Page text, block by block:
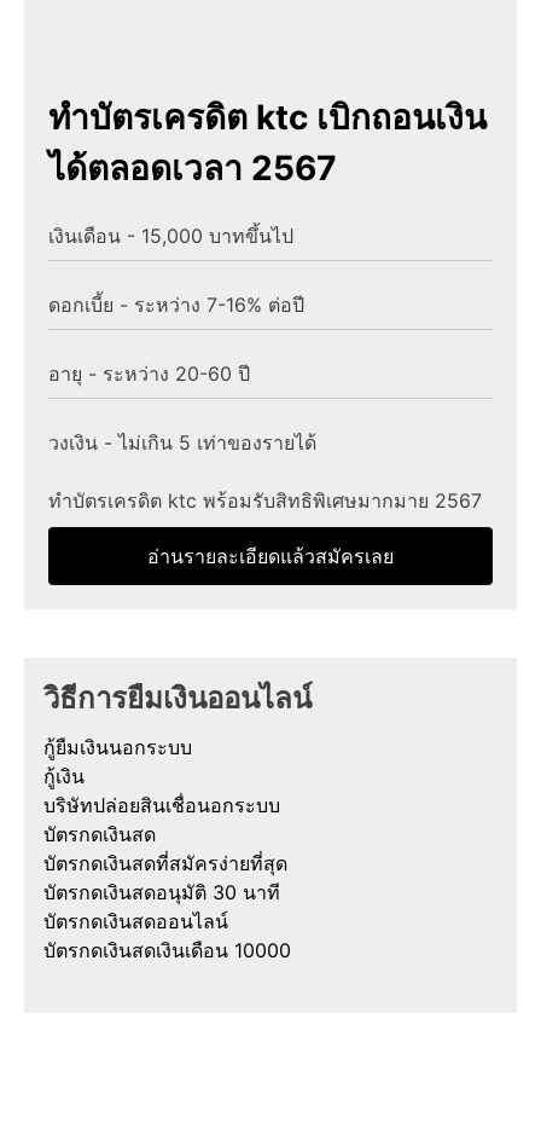
ทําบัตรเครดิต ktc เบิกถอนเงิน
ได้ตลอดเวลา 2567
เงินเดือน - 15,000 บาทขึ้นไป
ดอกเบี้ย - ระหว่าง 7-16% ต่อปี
อายุ - ระหว่าง 20-60 ปี
วงเงิน - ไม่เกิน 5 เท่าของรายได้
ทําบัตรเครดิต ktc พร้อมรับสิทธิพิเศษมากมาย 2567
อ่านรายละเอียดแล้วสมัครเลย
วิธีการยืมเงินออนไลน์
กู้ยืมเงินนอกระบบ
กู้เงิน
บริษัทปล่อยสินเชื่อนอกระบบ
บัตรกดเงินสด
บัตรกดเงินสดที่สมัครง่ายที่สุด
บัตรกดเงินสดอนุมัติ 30 นาที
บัตรกดเงินสดออนไลน์
บัตรกดเงินสดเงินเดือน 10000